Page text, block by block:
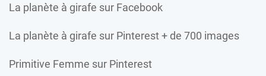
La planète à girafe sur Facebook
La planète à girafe sur Pinterest + de 700 images
Primitive Femme sur Pinterest